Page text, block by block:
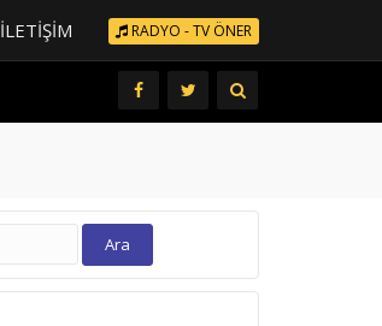
RADYO - TV ÖNER
İLETIŞIM